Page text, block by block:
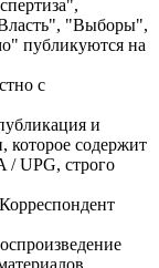
"Выборы",
публикуются на
с
и
которое содержит
/ UPG, строго